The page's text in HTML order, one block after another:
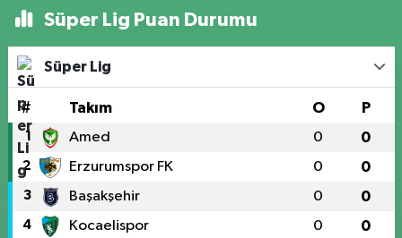
Süper Lig Puan Durumu
Süper Lig
# Takım O P
1 Amed 0 0
2 Erzurumspor FK 0 0
3 Başakşehir 0 0
4 Kocaelispor 0 0